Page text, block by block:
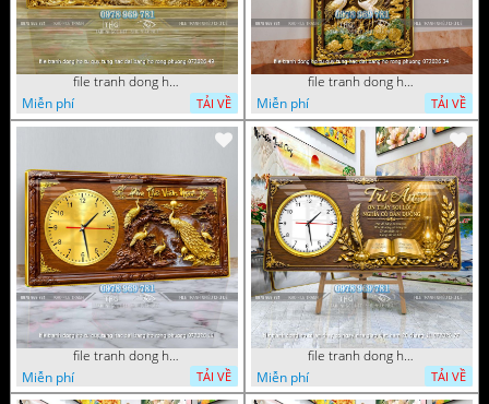
file tranh dong ho tu quy tung hac dai bang ho rong phuong 072026 49
Miễn phí
TẢI VỀ
file tranh dong ho tu quy tung hac dai bang ho rong phuong 072026 34
Miễn phí
TẢI VỀ
file tranh dong ho tu quy tung hac dai bang ho rong phuong 072026 11
Miễn phí
TẢI VỀ
file tranh dong ho tri an thay co ngay nha giao viet nam 20 thang 11 072026 77
Miễn phí
TẢI VỀ